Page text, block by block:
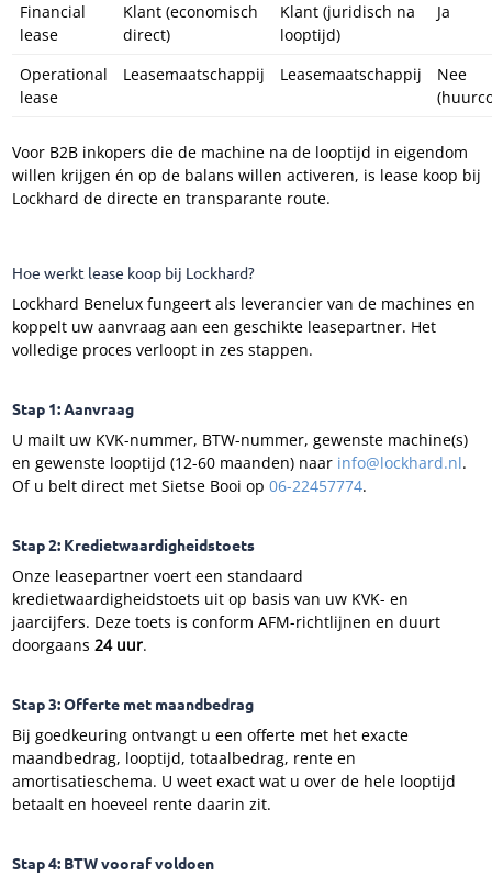
Financial
lease
Klant (economisch
direct)
Klant (juridisch na
looptijd)
Ja
Operational
lease
Leasemaatschappij Leasemaatschappij
Nee
Voor B2B inkopers die de machine na de looptijd in eigendom
willen krijgen én op de balans willen activeren, is lease koop bij
Lockhard de directe en transparante route.
Hoe werkt lease koop bij Lockhard?
Lockhard Benelux fungeert als leverancier van de machines en
koppelt uw aanvraag aan een geschikte leasepartner. Het
volledige proces verloopt in zes stappen.
Stap 1: Aanvraag
U mailt uw KVK-nummer, BTW-nummer, gewenste machine(s)
en gewenste looptijd (12-60 maanden) naar info@lockhard.nl.
Of u belt direct met Sietse Booi op 06-22457774.
Stap 2: Kredietwaardigheidstoets
Onze leasepartner voert een standaard
kredietwaardigheidstoets uit op basis van uw KVK- en
jaarcijfers. Deze toets is conform AFM-richtlijnen en duurt
doorgaans 24 uur.
Stap 3: Offerte met maandbedrag
Bij goedkeuring ontvangt u een offerte met het exacte
maandbedrag, looptijd, totaalbedrag, rente en
amortisatieschema. U weet exact wat u over de hele looptijd
betaalt en hoeveel rente daarin zit.
Stap 4: BTW vooraf voldoen